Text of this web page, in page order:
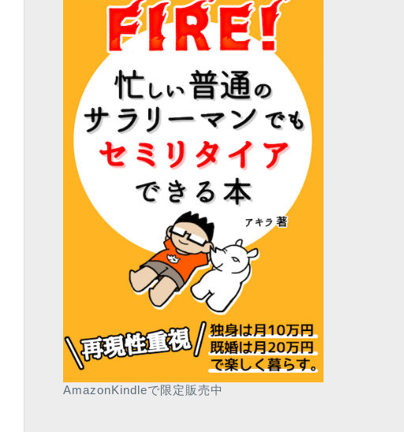
AmazonKindleで限定販売中